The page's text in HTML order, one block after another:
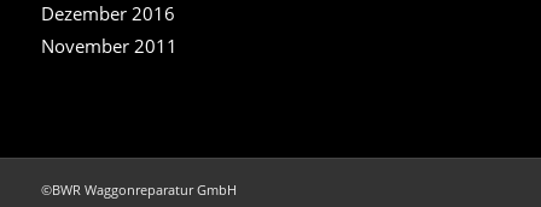
Dezember 2016
November 2011
©BWR Waggonreparatur GmbH